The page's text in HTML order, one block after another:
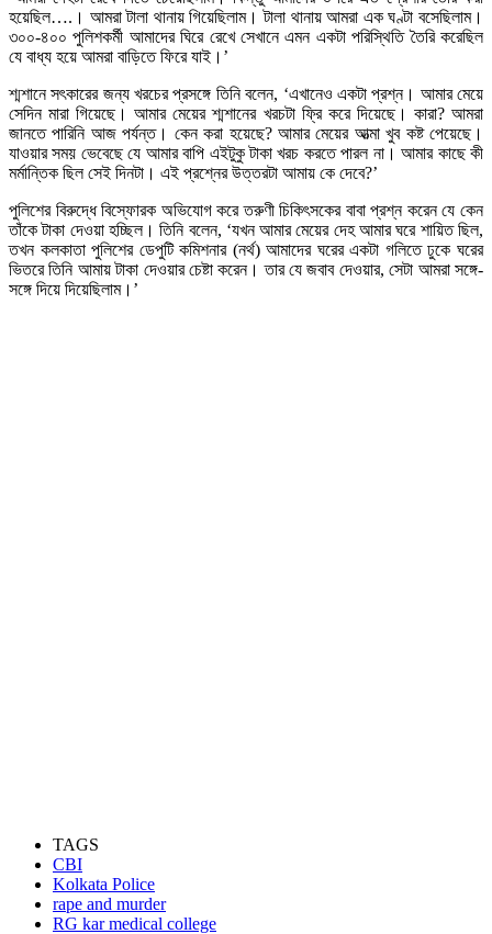
হয়েছিল….। আমরা টালা থানায় গিয়েছিলাম। টালা থানায় আমরা এক ঘণ্টা বসেছিলাম।
৩০০-৪০০ পুলিশকর্মী আমাদের ঘিরে রেখে সেখানে এমন একটা পরিস্থিতি তৈরি করেছিল
যে বাধ্য হয়ে আমরা বাড়িতে ফিরে যাই।’
শ্মশানে সৎকারের জন্য খরচের প্রসঙ্গে তিনি বলেন, ‘এখানেও একটা প্রশ্ন। আমার মেয়ে
সেদিন মারা গিয়েছে। আমার মেয়ের শ্মশানের খরচটা ফ্রি করে দিয়েছে। কারা? আমরা
জানতে পারিনি আজ পর্যন্ত। কেন করা হয়েছে? আমার মেয়ের আত্মা খুব কষ্ট পেয়েছে।
যাওয়ার সময় ভেবেছে যে আমার বাপি এইটুকু টাকা খরচ করতে পারল না। আমার কাছে কী
মর্মান্তিক ছিল সেই দিনটা। এই প্রশ্নের উত্তরটা আমায় কে দেবে?’
পুলিশের বিরুদ্ধে বিস্ফোরক অভিযোগ করে তরুণী চিকিৎসকের বাবা প্রশ্ন করেন যে কেন
তাঁকে টাকা দেওয়া হচ্ছিল। তিনি বলেন, ‘যখন আমার মেয়ের দেহ আমার ঘরে শায়িত ছিল,
তখন কলকাতা পুলিশের ডেপুটি কমিশনার (নর্থ) আমাদের ঘরের একটা গলিতে ঢুকে ঘরের
ভিতরে তিনি আমায় টাকা দেওয়ার চেষ্টা করেন। তার যে জবাব দেওয়ার, সেটা আমরা সঙ্গে-
সঙ্গে দিয়ে দিয়েছিলাম।’
TAGS
CBI
Kolkata Police
rape and murder
RG kar medical college